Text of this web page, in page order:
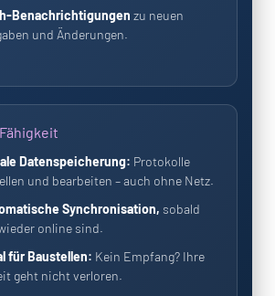
Benachrichtigungen zu neuen
und Änderungen.
Datenspeicherung: Protokolle
und bearbeiten – auch ohne Netz.
Synchronisation, sobald
online sind.
für Baustellen: Kein Empfang? Ihre
geht nicht verloren.